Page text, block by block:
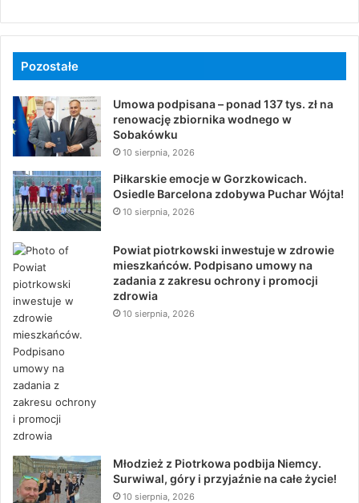
Pozostałe
Umowa podpisana – ponad 137 tys. zł na
renowację zbiornika wodnego w
Sobakówku
10 sierpnia, 2026
Piłkarskie emocje w Gorzkowicach.
Osiedle Barcelona zdobywa Puchar Wójta!
10 sierpnia, 2026
Powiat piotrkowski inwestuje w zdrowie
mieszkańców. Podpisano umowy na
zadania z zakresu ochrony i promocji
zdrowia
10 sierpnia, 2026
Młodzież z Piotrkowa podbija Niemcy.
Surwiwal, góry i przyjaźnie na całe życie!
10 sierpnia, 2026